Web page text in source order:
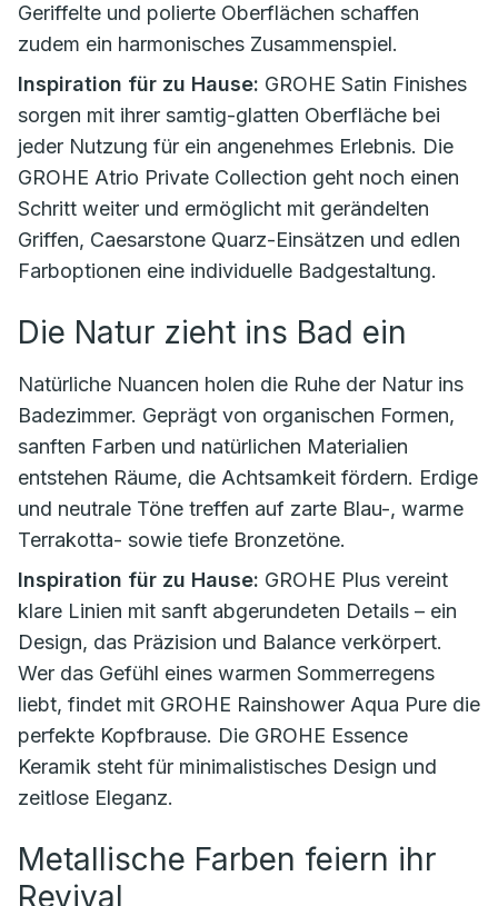
Geriffelte und polierte Oberflächen schaffen
zudem ein harmonisches Zusammenspiel.
Inspiration für zu Hause: GROHE Satin Finishes
sorgen mit ihrer samtig-glatten Oberfläche bei
jeder Nutzung für ein angenehmes Erlebnis. Die
GROHE Atrio Private Collection geht noch einen
Schritt weiter und ermöglicht mit gerändelten
Griffen, Caesarstone Quarz-Einsätzen und edlen
Farboptionen eine individuelle Badgestaltung.
Die Natur zieht ins Bad ein
Natürliche Nuancen holen die Ruhe der Natur ins
Badezimmer. Geprägt von organischen Formen,
sanften Farben und natürlichen Materialien
entstehen Räume, die Achtsamkeit fördern. Erdige
und neutrale Töne treffen auf zarte Blau-, warme
Terrakotta- sowie tiefe Bronzetöne.
Inspiration für zu Hause: GROHE Plus vereint
klare Linien mit sanft abgerundeten Details – ein
Design, das Präzision und Balance verkörpert.
Wer das Gefühl eines warmen Sommerregens
liebt, findet mit GROHE Rainshower Aqua Pure die
perfekte Kopfbrause. Die GROHE Essence
Keramik steht für minimalistisches Design und
zeitlose Eleganz.
Metallische Farben feiern ihr
Revival